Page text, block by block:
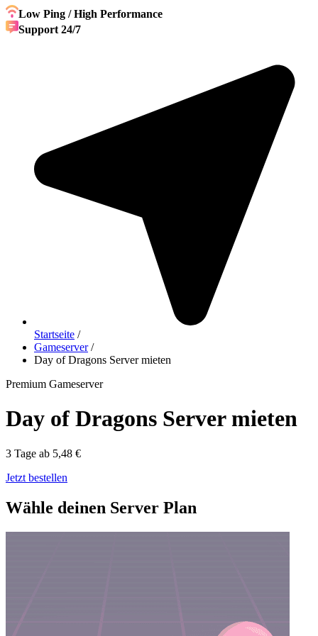
Low Ping / High Performance
Support 24/7
Startseite /
Gameserver/
Day of Dragons Server mieten
Premium Gameserver
Day of Dragons Server mieten
3 Tage ab 5,48 €
Jetzt bestellen
Wähle deinen Server Plan